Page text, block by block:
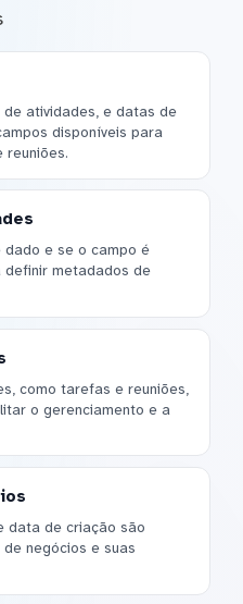
atividades, e datas de
disponíveis para
reuniões.
dado e se o campo é
definir metadados de
como tarefas e reuniões,
o gerenciamento e a
data de criação são
negócios e suas